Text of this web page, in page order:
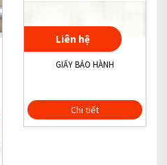
Liên hệ
GIẤY BẢO HÀNH
Chi tiết